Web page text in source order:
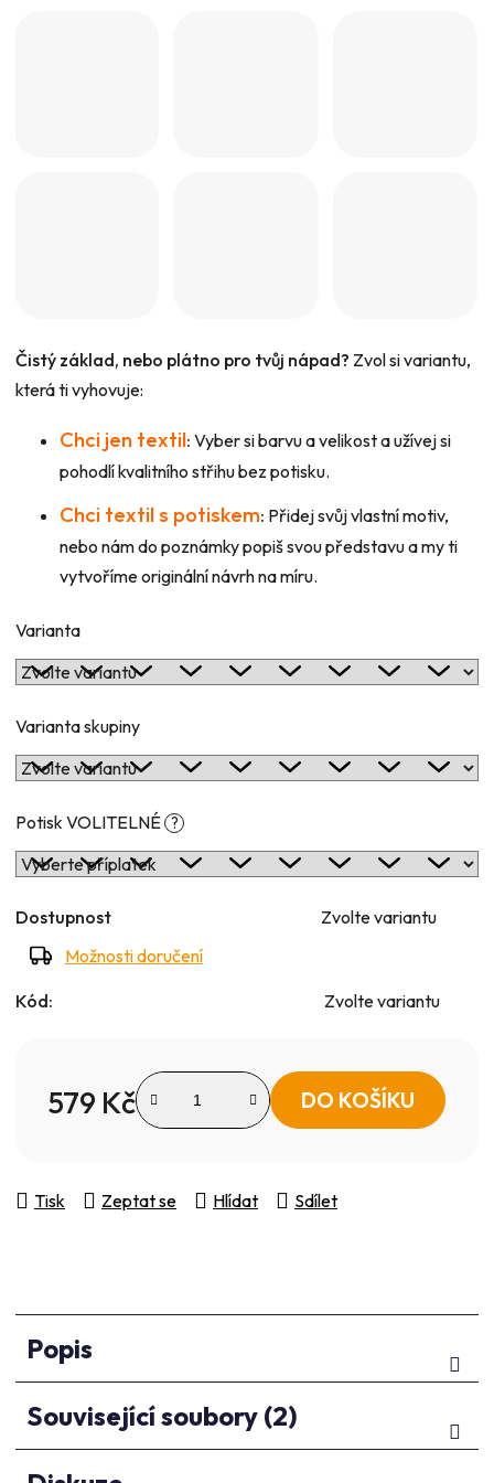
Čistý základ, nebo plátno pro tvůj nápad? Zvol si variantu,
která ti vyhovuje:
Chci jen textil: Vyber si barvu a velikost a užívej si
pohodlí kvalitního střihu bez potisku.
Chci textil s potiskem: Přidej svůj vlastní motiv,
nebo nám do poznámky popiš svou představu a my ti
vytvoříme originální návrh na míru.
Varianta
Varianta skupiny
Potisk VOLITELNÉ ?
Dostupnost
Zvolte variantu
Možnosti doručení
Kód: Zvolte variantu
579 Kč DO KOŠÍKU
Tisk Zeptat se Hlídat Sdílet
Popis
Související soubory (2)